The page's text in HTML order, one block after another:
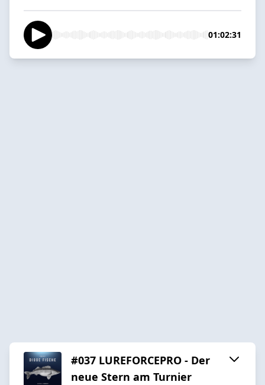
01:02:31
#037 LUREFORCEPRO - Der
neue Stern am Turnier